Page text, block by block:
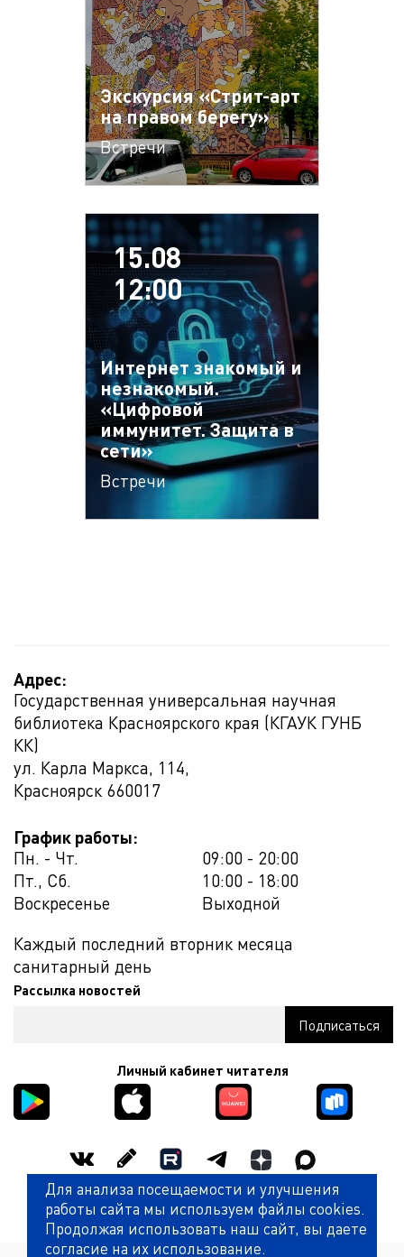
Экскурсия «Стрит-арт
на правом берегу»
Встречи
15.08
12:00
Интернет знакомый и
незнакомый.
«Цифровой
иммунитет. Защита в
сети»
Встречи
Адрес:
Государственная универсальная научная
библиотека Красноярского края (КГАУК ГУНБ
КК)
ул. Карла Маркса, 114,
Красноярск 660017
График работы:
Пн. - Чт.
09:00 - 20:00
Пт., Сб.
10:00 - 18:00
Воскресенье
Выходной
Каждый последний вторник месяца
санитарный день
Рассылка новостей
Личный кабинет читателя
Оценить работу библиотеки
Для анализа посещаемости и улучшения
работы сайта мы используем файлы cookies.
Продолжая использовать наш сайт, вы даете
согласие на их использование.